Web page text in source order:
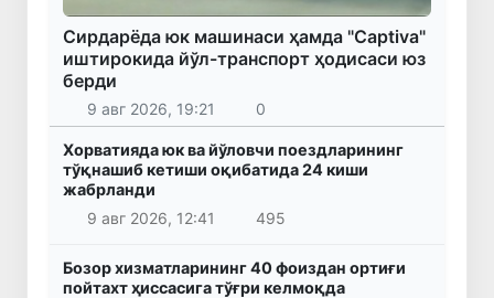
Сирдарёда юк машинаси ҳамда "Captiva"
иштирокида йўл-транспорт ҳодисаси юз
берди
9 авг 2026, 19:21 0
Хорватияда юк ва йўловчи поездларининг
тўқнашиб кетиши оқибатида 24 киши
жабрланди
9 авг 2026, 12:41
495
Бозор хизматларининг 40 фоиздан ортиғи
пойтахт ҳиссасига тўғри келмоқда